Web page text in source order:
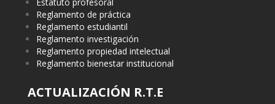
Reglamento de práctica
Reglamento estudiantil
Reglamento investigación
Reglamento propiedad intelectual
Reglamento bienestar institucional
ACTUALIZACIÓN R.T.E